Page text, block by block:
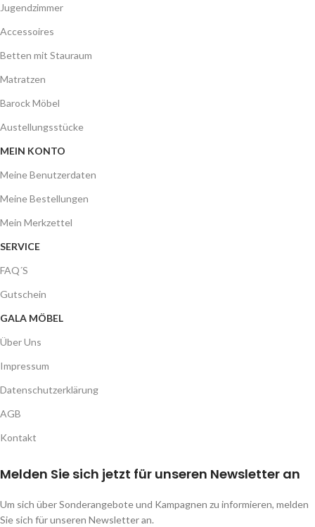
Jugendzimmer
Accessoires
Betten mit Stauraum
Matratzen
Barock Möbel
Austellungsstücke
MEIN KONTO
Meine Benutzerdaten
Meine Bestellungen
Mein Merkzettel
SERVICE
FAQ´S
Gutschein
GALA MÖBEL
Über Uns
Impressum
Datenschutzerklärung
AGB
Kontakt
Melden Sie sich jetzt für unseren Newsletter an
Um sich über Sonderangebote und Kampagnen zu informieren, melden
Sie sich für unseren Newsletter an.